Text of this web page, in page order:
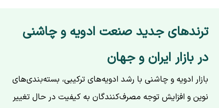
ترندهای جدید صنعت ادویه و چاشنی
در بازار ایران و جهان
بازار ادویه و چاشنی با رشد ادویه‌های ترکیبی، بسته‌بندی‌های
نوین و افزایش توجه مصرف‌کنندگان به کیفیت در حال تغییر